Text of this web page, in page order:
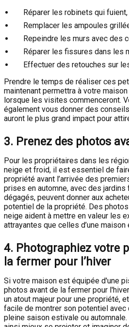
Réparer les robinets qui fuient,
Remplacer les ampoules
Repeindre les murs avec des
Réparer les fissures dans les
Effectuer des retouches sur
Prendre le temps de réaliser ces
maintenant permettra à votre
lorsque les visites commenceront.
également vous donner des
auront le plus grand impact pour
3. Prenez des photos
Pour les propriétaires dans les
neige et froid, il est essentiel de
propriété avant l’arrivée des
prises en automne, avec des
dégagés, peuvent donner aux
potentiel de la propriété. Des
neige aident à mettre en valeur les
attrayantes que celles d’une maison
4. Photographiez votre
la fermer pour l’hiver
Si votre maison est équipée d'une
photos avant de la fermer pour
un atout majeur pour une propriété,
facile de montrer son potentiel
pleine saison estivale ou